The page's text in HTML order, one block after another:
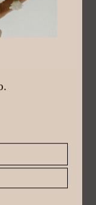
CÓMO